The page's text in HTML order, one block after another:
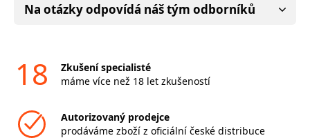
Na otázky odpovídá náš tým odborníků
18
Zkušení specialisté
máme více než 18 let zkušeností
Autorizovaný prodejce
prodáváme zboží z oficiální české distribuce